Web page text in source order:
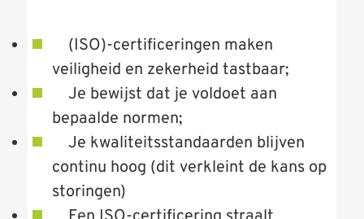
(ISO)-certificeringen maken
veiligheid en zekerheid tastbaar;
Je bewijst dat je voldoet aan
bepaalde normen;
Je kwaliteitsstandaarden blijven
continu hoog (dit verkleint de kans op
storingen)